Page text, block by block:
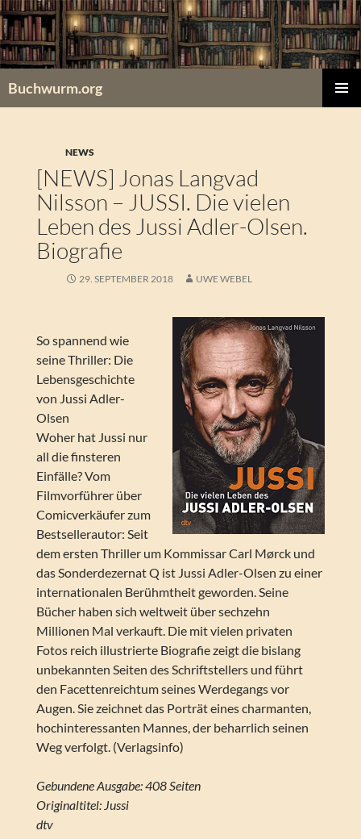
Zum
Inhalt
springen
Buchwurm.org
NEWS
[NEWS] Jonas Langvad
Nilsson – JUSSI. Die vielen
Leben des Jussi Adler-Olsen.
Biografie
29. SEPTEMBER 2018 UWE WEBEL
So spannend wie
seine Thriller: Die
Lebensgeschichte
von Jussi Adler-
Olsen
Woher hat Jussi nur
all die finsteren
Einfälle? Vom
Filmvorführer über
Comicverkäufer zum
Bestsellerautor: Seit
dem ersten Thriller um Kommissar Carl Mørck und
das Sonderdezernat Q ist Jussi Adler-Olsen zu einer
internationalen Berühmtheit geworden. Seine
Bücher haben sich weltweit über sechzehn
Millionen Mal verkauft. Die mit vielen privaten
Fotos reich illustrierte Biografie zeigt die bislang
unbekannten Seiten des Schriftstellers und führt
den Facettenreichtum seines Werdegangs vor
Augen. Sie zeichnet das Porträt eines charmanten,
hochinteressanten Mannes, der beharrlich seinen
Weg verfolgt. (Verlagsinfo)
Gebundene Ausgabe: 408 Seiten
Originaltitel: Jussi
dtv